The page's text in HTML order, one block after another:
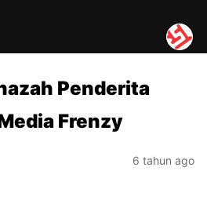
Penderita
Frenzy
6 tahun ago